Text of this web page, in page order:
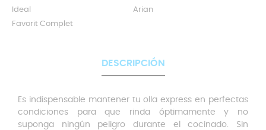
Ideal
Arian
Favorit Complet
DESCRIPCIÓN
Es indispensable mantener tu olla express en perfectas
condiciones para que rinda óptimamente y no
suponga ningún peligro durante el cocinado. Sin